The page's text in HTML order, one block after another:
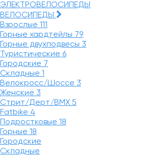
ЭЛЕКТРОВЕЛОСИПЕДЫ
ВЕЛОСИПЕДЫ
Взрослые 111
Горные хардтейлы 79
Горные двухподвесы 3
Туристические 6
Городские 7
Складные 1
Велокросс/Шоссе 3
Женские 3
Стрит/Дерт/BMX 5
Fatbike 4
Подростковые 18
Горные 18
Городские
Складные